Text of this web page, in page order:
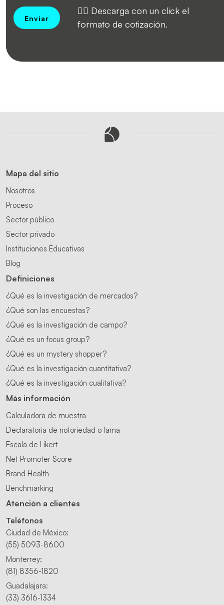
Enviar
👉🏻 Descarga con un click el
formato de cotización.
Mapa del sitio
Nosotros
Proceso
Sector público
Sector privado
Instituciones Educativas
Blog
Definiciones
¿Qué es la investigación de mercados?
¿Qué son las encuestas?
¿Qué es la investigación de campo?
¿Qué es un focus group?
¿Qué es un mystery shopper?
¿Qué es la investigación cuantitativa?
¿Qué es la investigación cualitativa?
Más información
Calculadora de muestra
Declaratoria de notoriedad o fama
Escala de Likert
Net Promoter Score
Brand Health
Benchmarking
Atención a clientes
Teléfonos
Ciudad de México:
(55) 5093-8600
Monterrey:
(81) 8356-1820
Guadalajara:
(33) 3616-1334